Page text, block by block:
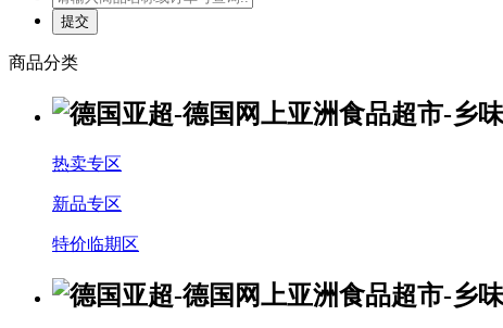
商品分类
热卖专区
新品专区
特价临期区